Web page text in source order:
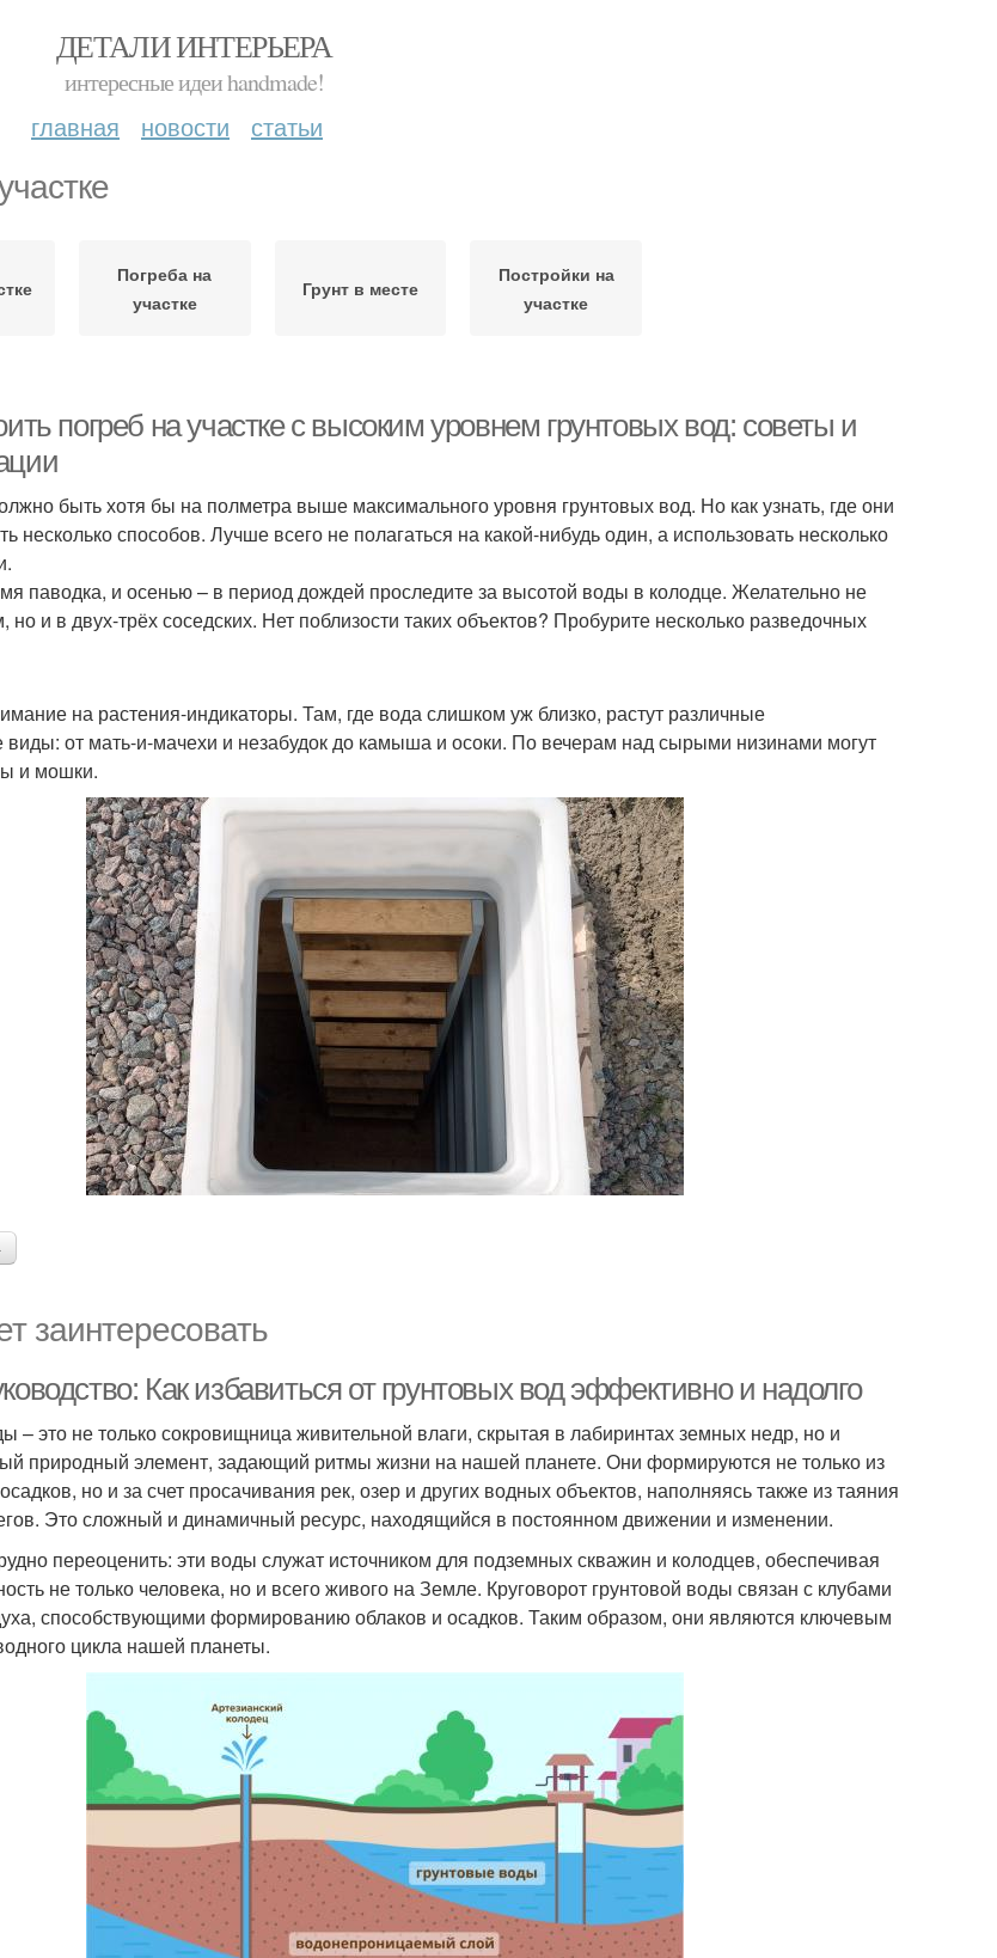
ДЕТАЛИ ИНТЕРЬЕРА
интересные идеи handmade!
главная новости статьи
Погреба на
участке
Грунт в месте
Постройки на
участке
погреб на участке с высоким уровнем грунтовых вод: советы и
быть хотя бы на полметра выше максимального уровня грунтовых вод. Но как узнать, где они
несколько способов. Лучше всего не полагаться на какой-нибудь один, а использовать несколько
паводка, и осенью – в период дождей проследите за высотой воды в колодце. Желательно не
но и в двух-трёх соседских. Нет поблизости таких объектов? Пробурите несколько разведочных
на растения-индикаторы. Там, где вода слишком уж близко, растут различные
от мать-и-мачехи и незабудок до камыша и осоки. По вечерам над сырыми низинами могут
и мошки.
заинтересовать
Как избавиться от грунтовых вод эффективно и надолго
– это не только сокровищница живительной влаги, скрытая в лабиринтах земных недр, но и
природный элемент, задающий ритмы жизни на нашей планете. Они формируются не только из
но и за счет просачивания рек, озер и других водных объектов, наполняясь также из таяния
Это сложный и динамичный ресурс, находящийся в постоянном движении и изменении.
переоценить: эти воды служат источником для подземных скважин и колодцев, обеспечивая
не только человека, но и всего живого на Земле. Круговорот грунтовой воды связан с клубами
способствующими формированию облаков и осадков. Таким образом, они являются ключевым
цикла нашей планеты.